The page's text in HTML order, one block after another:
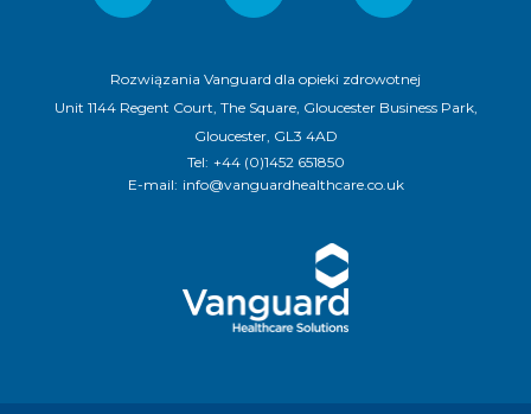
Rozwiązania Vanguard dla opieki zdrowotnej
Unit 1144 Regent Court, The Square, Gloucester Business Park,
Gloucester, GL3 4AD
Tel: +44 (0)1452 651850
E-mail: info@vanguardhealthcare.co.uk